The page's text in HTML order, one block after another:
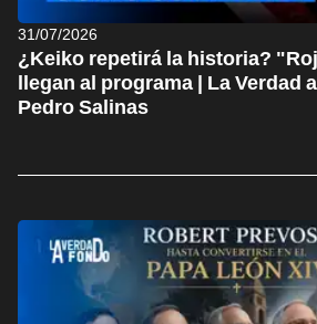
31/07/2026
¿Keiko repetirá la historia?
llegan al programa | La Verdad
Pedro Salinas